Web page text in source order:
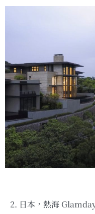
2. 日本，熱海